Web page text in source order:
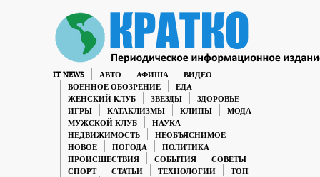
IT NEWS АВТО АФИША
ВИДЕО
ВОЕННОЕ ОБОЗРЕНИЕ
ЕДА
ЖЕНСКИЙ КЛУБ
ЗВЕЗДЫ
ЗДОРОВЬЕ
ИГРЫ
КАТАКЛИЗМЫ КЛИПЫ
МОДА
МУЖСКОЙ КЛУБ
НАУКА
НЕДВИЖИМОСТЬ
НЕОБЪЯСНИМОЕ
НОВОЕ
ПОГОДА
ПОЛИТИКА
ПРОИСШЕСТВИЯ
СОБЫТИЯ
СОВЕТЫ
СПОРТ
СТАТЬИ ТЕХНОЛОГИИ
ТОП